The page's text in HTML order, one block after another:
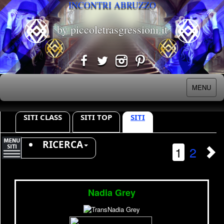
INCONTRI ABRUZZO
by piccoletrasgressioni.it
MENU
SITI CLASS SITI TOP SITI
RICERCA 1 2
Nadia Grey